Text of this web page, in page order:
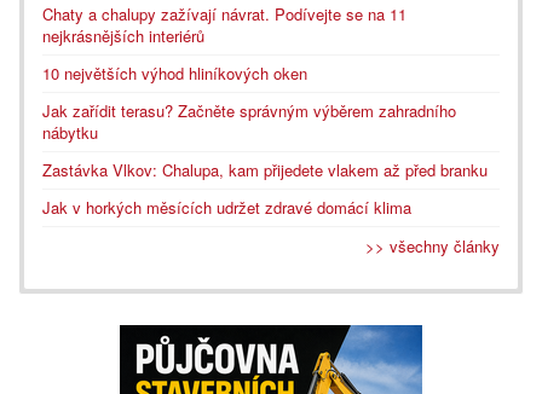
Chaty a chalupy zažívají návrat. Podívejte se na 11
nejkrásnějších interiérů
10 největších výhod hliníkových oken
Jak zařídit terasu? Začněte správným výběrem zahradního
nábytku
Zastávka Vlkov: Chalupa, kam přijedete vlakem až před branku
Jak v horkých měsících udržet zdravé domácí klima
>> všechny články